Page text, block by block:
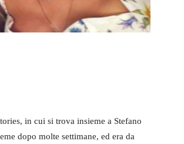
in cui si trova insieme a Stefano
dopo molte settimane, ed era da